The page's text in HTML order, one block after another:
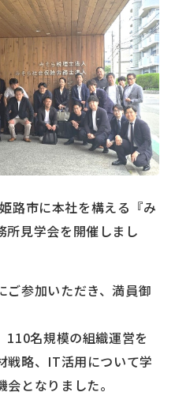
路市に本社を構える『み
所見学会を開催しまし
ご参加いただき、満員御
110名規模の組織運営を
戦略、IT活用について学
となりました。